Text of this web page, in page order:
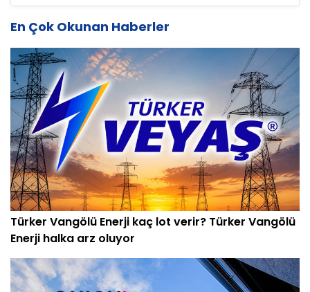
En Çok Okunan Haberler
Türker Vangölü Enerji kaç lot verir? Türker Vangölü
Enerji halka arz oluyor